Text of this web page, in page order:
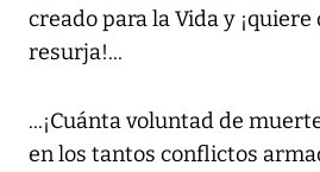
creado para la Vida y
resurja!...
...¡Cuánta voluntad de
en los tantos conflictos